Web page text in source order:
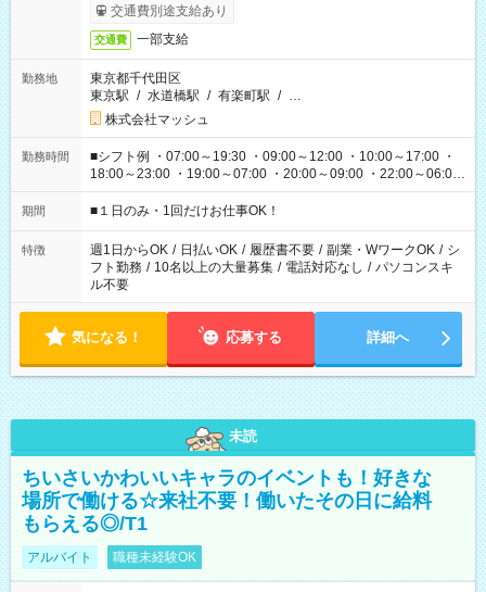
交通費別途支給あり
交通費 一部支給
勤務地
東京都千代田区
東京駅 / 水道橋駅 / 有楽町駅 / …
株式会社マッシュ
勤務時間
■シフト例 ・07:00～19:30 ・09:00～12:00 ・10:00～17:00 ・
18:00～23:00 ・19:00～07:00 ・20:00～09:00 ・22:00～06:00
etc ★最短で3時間で5,120円のお仕事から 15時間で2万円近く稼
げるお仕事も！ ご希望のお時間に合わせてご紹介！ ※シフトは
ください！
期間 ■１日のみ・1回だけお仕事OK！
特徴 週1日からOK / 日払いOK / 履歴書不要 / 副業・WワークOK / シ
フト勤務 / 10名以上の大量募集 / 電話対応なし / パソコンスキ
ル不要
気になる！ 応募する 詳細へ
未読
ちいさいかわいいキャラのイベントも！好きな
場所で働ける☆来社不要！働いたその日に給料
もらえる◎/T1
アルバイト 職種未経験OK